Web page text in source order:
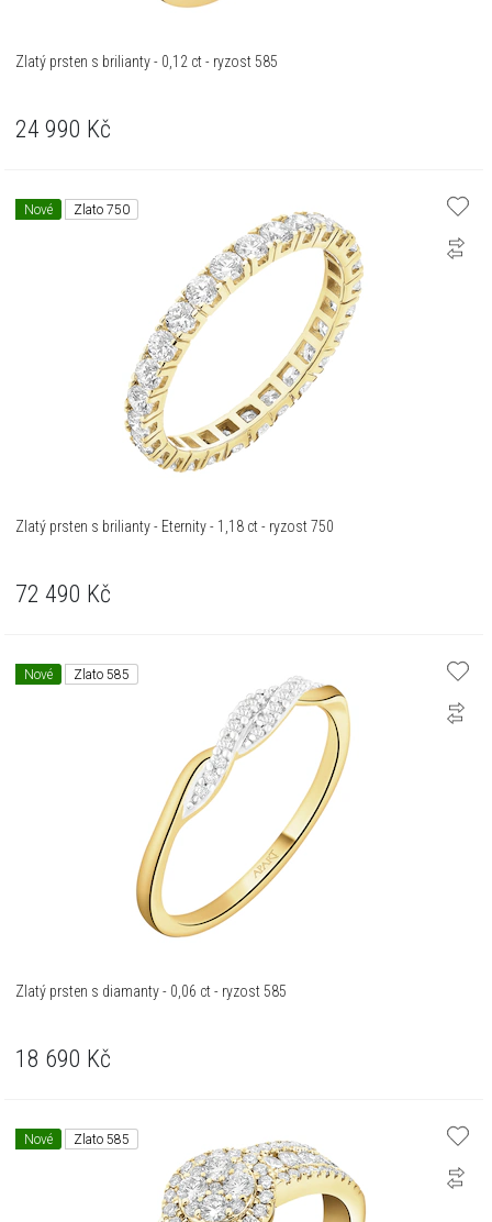
Zlatý prsten s brilianty - 0,12 ct - ryzost 585
24 990 Kč
Nové Zlato 750
Zlatý prsten s brilianty - Eternity - 1,18 ct - ryzost 750
72 490 Kč
Nové Zlato 585
Zlatý prsten s diamanty - 0,06 ct - ryzost 585
18 690 Kč
Nové Zlato 585